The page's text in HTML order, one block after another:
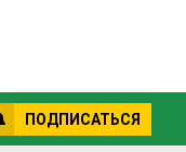
ПОДПИСАТЬСЯ